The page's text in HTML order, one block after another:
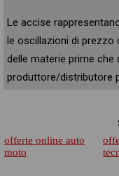
Le accise
le oscillazioni di prezzo
delle materie prime che
produttore/distributore
offerte online auto
moto